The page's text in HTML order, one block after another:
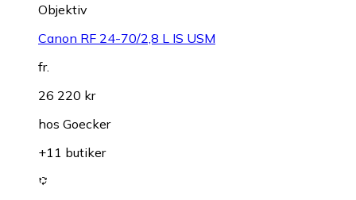
Objektiv
Canon RF 24-70/2,8 L IS USM
fr.
26 220 kr
hos Goecker
+11 butiker